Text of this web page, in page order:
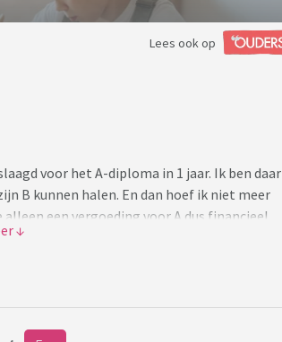
Lees ook op
voor het A-diploma in 1 jaar. Ik ben daar
B kunnen halen. En dan hoef ik niet meer
een vergoeding voor A dus financieel
vooral wat veel duur was, toch wel zeker 16